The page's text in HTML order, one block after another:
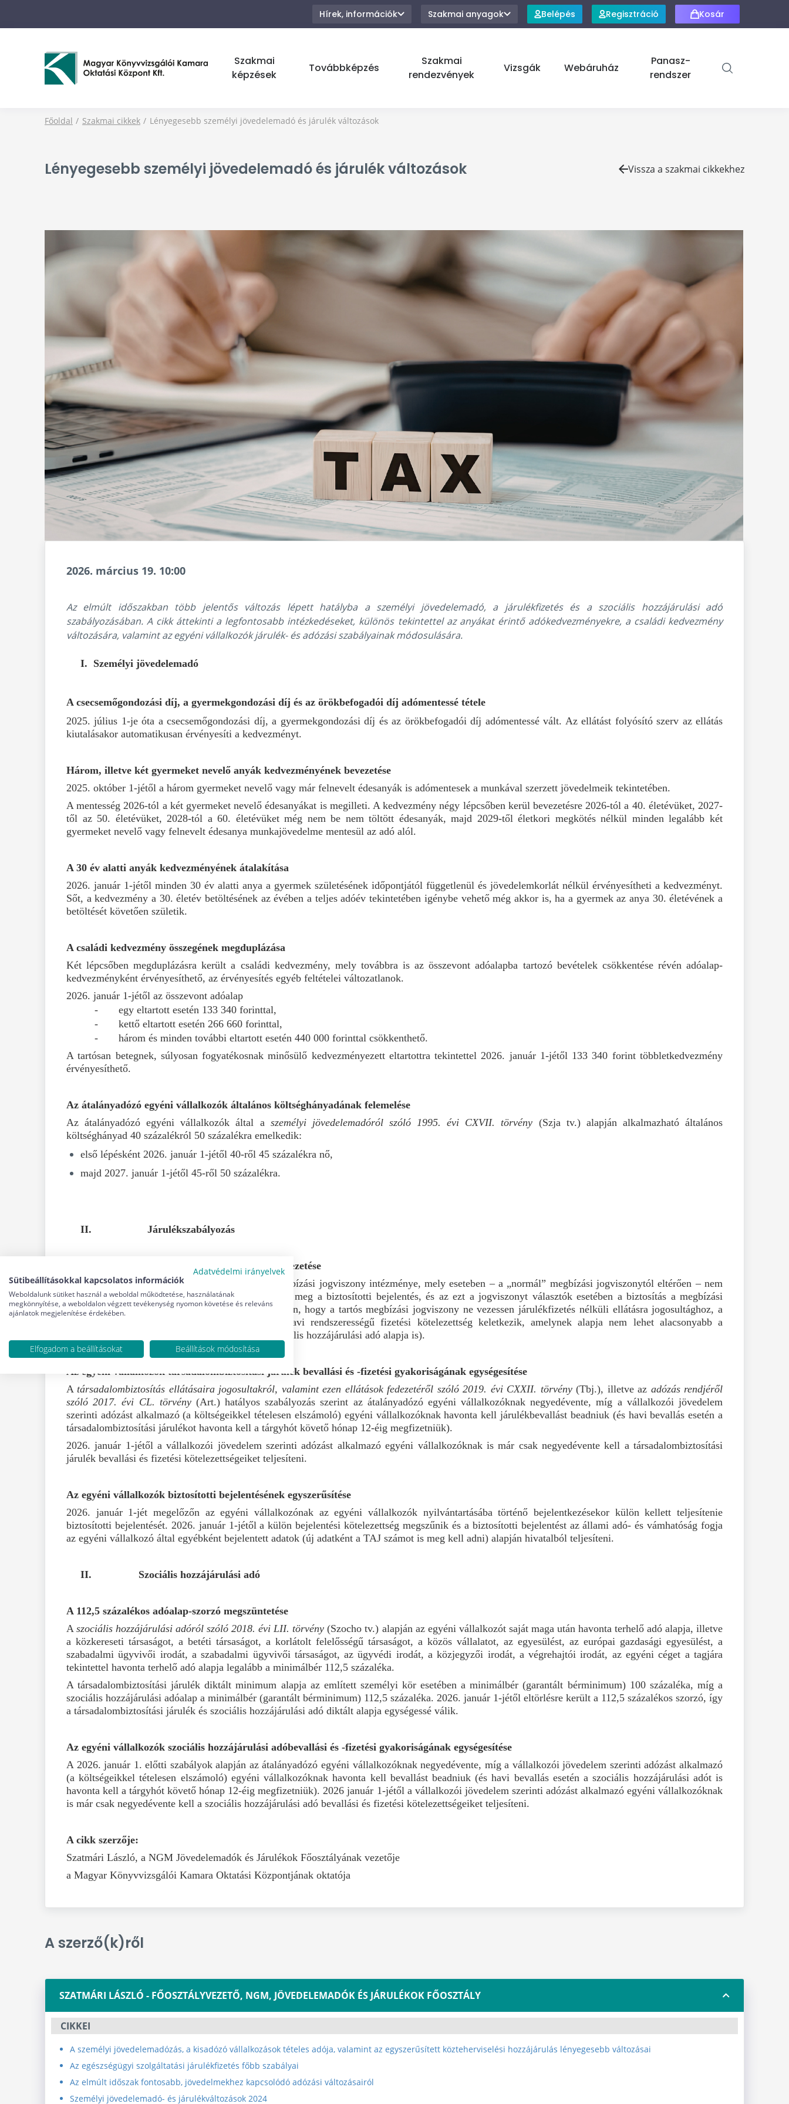
Hírek, információk Szakmai anyagok Belépés Regisztráció Kosár
Szakmai
képzések
Továbbképzés
Szakmai
rendezvények
Vizsgák Webáruház
Panasz-
rendszer
Főoldal Szakmai cikkek Lényegesebb személyi jövedelemadó és járulék változások
Lényegesebb személyi jövedelemadó és járulék változások Vissza a szakmai cikkekhez
2026. március 19. 10:00
Az elmúlt időszakban több jelentős változás lépett hatályba a személyi jövedelemadó, a járulékfizetés és a szociális hozzájárulási adó
szabályozásában. A cikk áttekinti a legfontosabb intézkedéseket, különös tekintettel az anyákat érintő adókedvezményekre, a családi kedvezmény
változására, valamint az egyéni vállalkozók járulék- és adózási szabályainak módosulására.
I. Személyi jövedelemadó
A csecsemőgondozási díj, a gyermekgondozási díj és az örökbefogadói díj adómentessé tétele
2025. július 1-je óta a csecsemőgondozási díj, a gyermekgondozási díj és az örökbefogadói díj adómentessé vált. Az ellátást folyósító szerv az ellátás
kiutalásakor automatikusan érvényesíti a kedvezményt.
Három, illetve két gyermeket nevelő anyák kedvezményének bevezetése
2025. október 1-jétől a három gyermeket nevelő vagy már felnevelt édesanyák is adómentesek a munkával szerzett jövedelmeik tekintetében.
A mentesség 2026-tól a két gyermeket nevelő édesanyákat is megilleti. A kedvezmény négy lépcsőben kerül bevezetésre 2026-tól a 40. életévüket, 2027-
től az 50. életévüket, 2028-tól a 60. életévüket még nem be nem töltött édesanyák, majd 2029-től életkori megkötés nélkül minden legalább két
gyermeket nevelő vagy felnevelt édesanya munkajövedelme mentesül az adó alól.
A 30 év alatti anyák kedvezményének átalakítása
2026. január 1-jétől minden 30 év alatti anya a gyermek születésének időpontjától függetlenül és jövedelemkorlát nélkül érvényesítheti a kedvezményt.
Sőt, a kedvezmény a 30. életév betöltésének az évében a teljes adóév tekintetében igénybe vehető még akkor is, ha a gyermek az anya 30. életévének a
betöltését követően születik.
A családi kedvezmény összegének megduplázása
Két lépcsőben megduplázásra került a családi kedvezmény, mely továbbra is az összevont adóalapba tartozó bevételek csökkentése révén adóalap-
kedvezményként érvényesíthető, az érvényesítés egyéb feltételei változatlanok.
2026. január 1-jétől az összevont adóalap
-
egy eltartott esetén 133 340 forinttal,
-
kettő eltartott esetén 266 660 forinttal,
-
három és minden további eltartott esetén 440 000 forinttal csökkenthető.
A tartósan betegnek, súlyosan fogyatékosnak minősülő kedvezményezett eltartottra tekintettel 2026. január 1-jétől 133 340 forint többletkedvezmény
érvényesíthető.
Az átalányadózó egyéni vállalkozók általános költséghányadának felemelése
Az átalányadózó egyéni vállalkozók által a személyi jövedelemadóról szóló 1995. évi CXVII. törvény (Szja tv.) alapján alkalmazható általános
költséghányad 40 százalékról 50 százalékra emelkedik:
első lépésként 2026. január 1-jétől 40-ről 45 százalékra nő,
majd 2027. január 1-jétől 45-ről 50 százalékra.
II. Járulékszabályozás
A tartós megbízási jogviszony intézményének bevezetése
2026. január 1-jétől bevezetésre került a tartós megbízási jogviszony intézménye, mely eseteben – a „normál” megbízási jogviszonytól eltérően – nem
utólag, hanem a jogviszony keletkezésekor valósul meg a biztosítotti bejelentés, és az ezt a jogviszonyt választók esetében a biztosítás a megbízási
jogviszony végéig folyamatos lesz. Annak érdekében, hogy a tartós megbízási jogviszony ne vezessen járulékfizetés nélküli ellátásra jogosultághoz, a
jogviszony fennállásának teljes időtartama alatt havi rendszerességű fizetési kötelezettség keletkezik, amelynek alapja nem lehet alacsonyabb a
minimálbér 30 százalékánál (az említett alap a szociális hozzájárulási adó alapja is).
Az egyéni vállalkozók társadalombiztosítási járulék bevallási és -fizetési gyakoriságának egységesítése
A társadalombiztosítás ellátásaira jogosultakról, valamint ezen ellátások fedezetéről szóló 2019. évi CXXII. törvény(Tbj.), illetve az adózás rendjéről
szóló 2017. évi CL. törvény(Art.) hatályos szabályozás szerint az átalányadózó egyéni vállalkozóknak negyedévente, míg a vállalkozói jövedelem
szerinti adózást alkalmazó (a költségeikkel tételesen elszámoló) egyéni vállalkozóknak havonta kell járulékbevallást beadniuk (és havi bevallás esetén a
társadalombiztosítási járulékot havonta kell a tárgyhót követő hónap 12-éig megfizetniük).
2026. január 1-jétől a vállalkozói jövedelem szerinti adózást alkalmazó egyéni vállalkozóknak is már csak negyedévente kell a társadalombiztosítási
járulék bevallási és fizetési kötelezettségeiket teljesíteni.
Az egyéni vállalkozók biztosítotti bejelentésének egyszerűsítése
2026. január 1-jét megelőzőn az egyéni vállalkozónak az egyéni vállalkozók nyilvántartásába történő bejelentkezésekor külön kellett teljesítenie
biztosítotti bejelentését. 2026. január 1-jétől a külön bejelentési kötelezettség megszűnik és a biztosítotti bejelentést az állami adó- és vámhatóság fogja
az egyéni vállalkozó által egyébként bejelentett adatok (új adatként a TAJ számot is meg kell adni) alapján hivatalból teljesíteni.
II. Szociális hozzájárulási adó
A 112,5 százalékos adóalap-szorzó megszüntetése
Aszociális hozzájárulási adóról szóló 2018. évi LII. törvény (Szocho tv.) alapján az egyéni vállalkozót saját maga után havonta terhelő adó alapja, illetve
a közkereseti társaságot, a betéti társaságot, a korlátolt felelősségű társaságot, a közös vállalatot, az egyesülést, az európai gazdasági egyesülést, a
szabadalmi ügyvivői irodát, a szabadalmi ügyvivői társaságot, az ügyvédi irodát, a közjegyzői irodát, a végrehajtói irodát, az egyéni céget a tagjára
tekintettel havonta terhelő adó alapja legalább a minimálbér 112,5 százaléka.
A társadalombiztosítási járulék diktált minimum alapja az említett személyi kör esetében a minimálbér (garantált bérminimum) 100 százaléka, míg a
szociális hozzájárulási adóalap a minimálbér (garantált bérminimum) 112,5 százaléka. 2026. január 1-jétől eltörlésre került a 112,5 százalékos szorzó, így
a társadalombiztosítási járulék és szociális hozzájárulási adó diktált alapja egységessé válik.
Az egyéni vállalkozók szociális hozzájárulási adóbevallási és -fizetési gyakoriságának egységesítése
A 2026. január 1. előtti szabályok alapján az átalányadózó egyéni vállalkozóknak negyedévente, míg a vállalkozói jövedelem szerinti adózást alkalmazó
(a költségeikkel tételesen elszámoló) egyéni vállalkozóknak havonta kell bevallást beadniuk (és havi bevallás esetén a szociális hozzájárulási adót is
havonta kell a tárgyhót követő hónap 12-éig megfizetniük). 2026 január 1-jétől a vállalkozói jövedelem szerinti adózást alkalmazó egyéni vállalkozóknak
is már csak negyedévente kell a szociális hozzájárulási adó bevallási és fizetési kötelezettségeiket teljesíteni.
A cikk szerzője:
Szatmári László, a NGM Jövedelemadók és Járulékok Főosztályának vezetője
a Magyar Könyvvizsgálói Kamara Oktatási Központjának oktatója
A szerző(k)ről
SZATMÁRI LÁSZLÓ - FŐOSZTÁLYVEZETŐ, NGM, JÖVEDELEMADÓK ÉS JÁRULÉKOK FŐOSZTÁLY
CIKKEI
A személyi jövedelemadózás, a kisadózó vállalkozások tételes adója, valamint az egyszerűsített közteherviselési hozzájárulás lényegesebb változásai
Az egészségügyi szolgáltatási járulékfizetés főbb szabályai
Az elmúlt időszak fontosabb, jövedelmekhez kapcsolódó adózási változásairól
Személyi jövedelemadó- és járulékváltozások 2024
Adatvédelmi irányelvek
Sütibeállításokkal kapcsolatos információk
Weboldalunk sütiket használ a weboldal működtetése, használatának
megkönnyítése, a weboldalon végzett tevékenység nyomon követése és releváns
ajánlatok megjelenítése érdekében.
Elfogadom a beállításokat Beállítások módosítása